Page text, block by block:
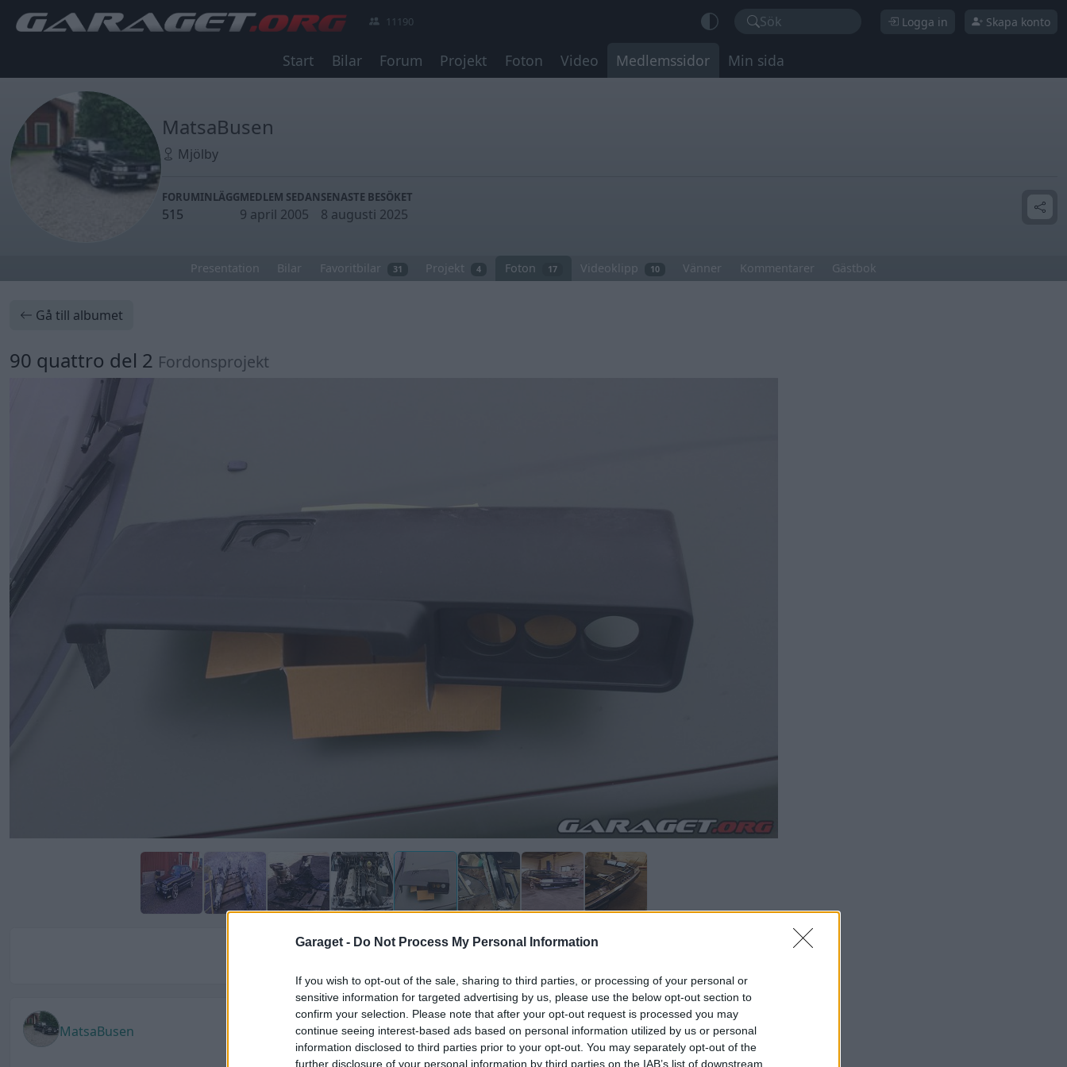
Garaget - Do Not Process My Personal Information
If you wish to opt-out of the sale, sharing to third parties, or processing of your personal or
sensitive information for targeted advertising by us, please use the below opt-out section to
confirm your selection. Please note that after your opt-out request is processed you may
continue seeing interest-based ads based on personal information utilized by us or personal
information disclosed to third parties prior to your opt-out. You may separately opt-out of the
further disclosure of your personal information by third parties on the IAB’s list of downstream
11190 Sök Logga in Skapa konto
Start Bilar Forum Projekt Foton Video Medlemssidor Min sida
MatsaBusen
Mjölby
FORUMINLÄGG
515
MEDLEM SEDAN
9 april 2005
SENASTE BESÖKET
8 augusti 2025
Presentation Bilar Favoritbilar 31 Projekt 4 Foton 17 Videoklipp 10 Vänner Kommentarer Gästbok
Gå till albumet
90 quattro del 2 Fordonsprojekt
MatsaBusen